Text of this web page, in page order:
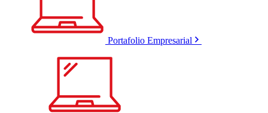
Portafolio Empresarial